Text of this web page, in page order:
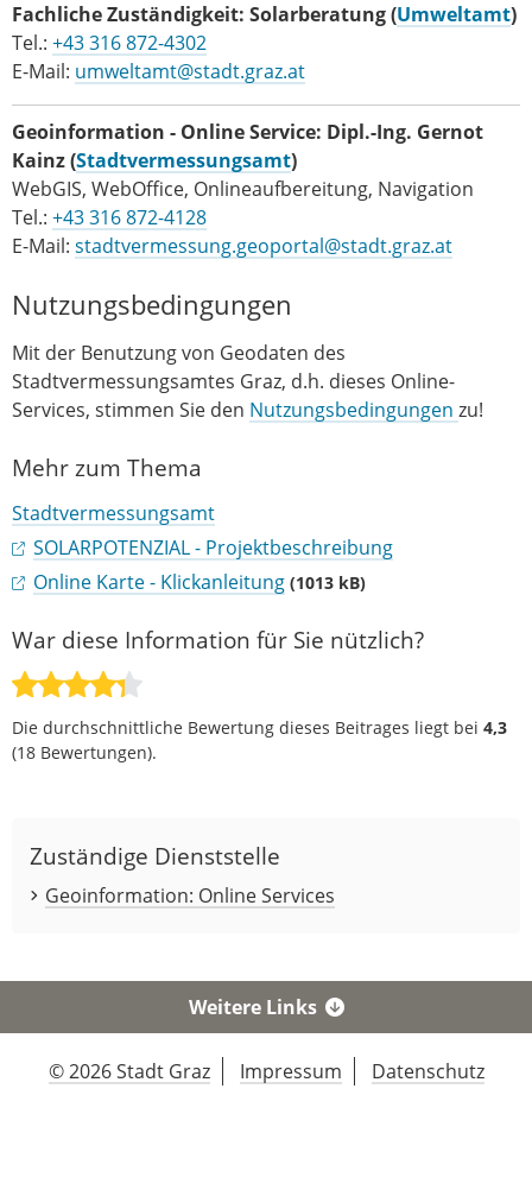
Fachliche Zuständigkeit: Solarberatung (Umweltamt)
Tel.: +43 316 872-4302
E-Mail: umweltamt@stadt.graz.at
Geoinformation - Online Service: Dipl.-Ing. Gernot
Kainz(Stadtvermessungsamt)
WebGIS, WebOffice, Onlineaufbereitung, Navigation
Tel.: +43 316 872-4128
E-Mail: stadtvermessung.geoportal@stadt.graz.at
Nutzungsbedingungen
Mit der Benutzung von Geodaten des
Stadtvermessungsamtes Graz, d.h. dieses Online-
Services, stimmen Sie den Nutzungsbedingungen zu!
Mehr zum Thema
Stadtvermessungsamt
SOLARPOTENZIAL - Projektbeschreibung
Online Karte - Klickanleitung (1013 kB)
War diese Information für Sie nützlich?
Die durchschnittliche Bewertung dieses Beitrages liegt bei 4,3
(18 Bewertungen).
Zuständige Dienststelle
Geoinformation: Online Services
Weitere Links
© 2026 Stadt Graz Impressum Datenschutz